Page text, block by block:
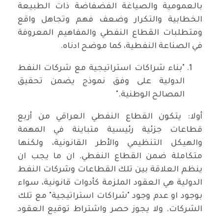
بالعمومية والصياغة الفضفاضة ذات الطبيعة
الخطابية والتكرار وضعف فهم وتجاهل واقع
ومتطلبات القطاع النفطي والمفاهيم المعروفة
في الصناعة النفطية، كما موضح ادناه.
"بناء شراكات استراتيجية مع شركات النفط
الدولية على وفق نموذج يضمن تحقيق
المصالح الوطنية."
أولا: يتكون القطاع النفطي العراقي من أربع
قطاعات جزئية رئيسية متباينة في المهمة
والهيكل التنظيمي والأطر القانونية، ولكنها
متكاملة ضمن القطاع النفطي. ان ما يجب ان
ينظم العلاقة بين تلك القطاعات وشركات النفط
الدولية هي العقود الملزمة كأدوات قانونية، سواء
بوجود او عدم وجود "شراكات استراتيجية" مع تلك
الشركات. ولا يجوز حصر واشتراط توقيع العقود